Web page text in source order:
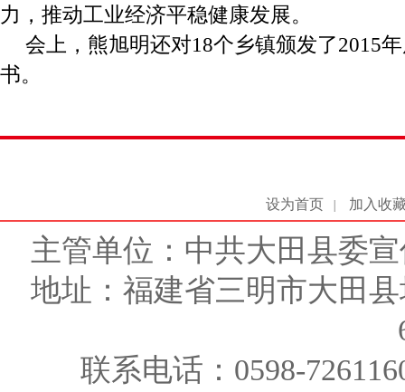
力，推动工业经济平稳健康发展。
会上，熊旭明还对18个乡镇颁发了2015
书。
设为首页 加入收
主管单位：中共大田县委
地址：福建省三明市大田
联系电话：0598-